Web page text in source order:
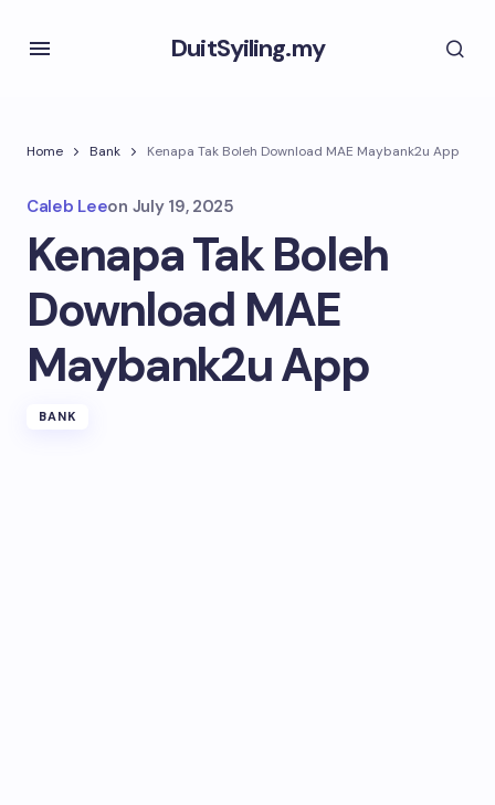
DuitSyiling.my
Home Bank Kenapa Tak Boleh Download MAE Maybank2u App
Caleb Leeon July 19, 2025
Kenapa Tak Boleh
Download MAE
Maybank2u App
BANK